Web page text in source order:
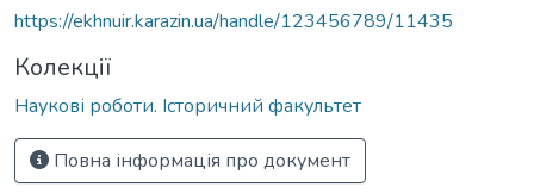
https://ekhnuir.karazin.ua/handle/123456789/11435
Колекції
Наукові роботи. Історичний факультет
Повна інформація про документ